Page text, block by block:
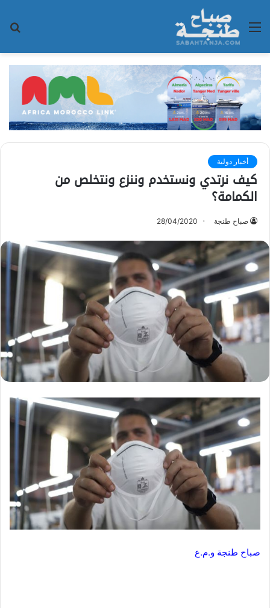
القائمة
أخبار دولية
كيف نرتدي ونستخدم وننزع ونتخلص من
الكمامة؟
صباح طنجة 28/04/2020
صباح طنجة و.م.ع